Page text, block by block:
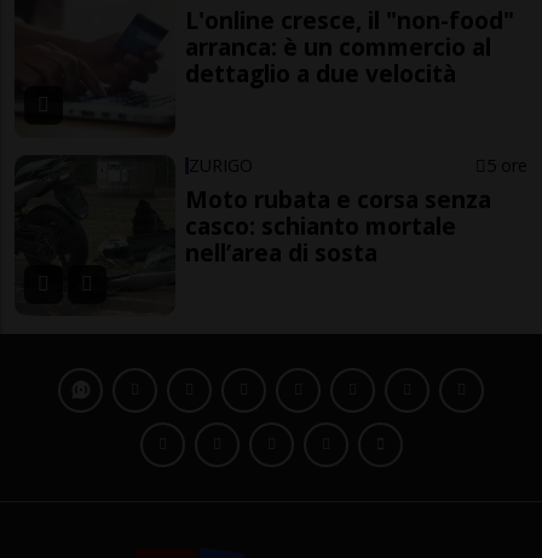
L'online cresce, il "non-food"
arranca: è un commercio al
dettaglio a due velocità
ZURIGO 5 ore
Moto rubata e corsa senza
casco: schianto mortale
nell’area di sosta